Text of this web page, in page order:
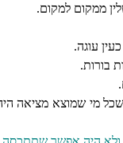
ממקום למקום.
עוגה.
בורות.
מי שמוצא מציאה היה